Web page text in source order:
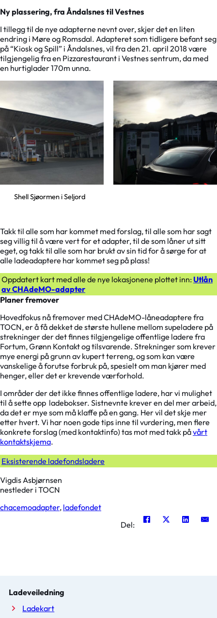
Ny plassering, fra Åndalsnes til Vestnes
I tillegg til de nye adapterne nevnt over, skjer det en liten
endring i Møre og Romsdal. Adapteret som tidligere befant seg
på “Kiosk og Spill” i Åndalsnes, vil fra den 21. april 2018 være
tilgjengelig fra en Pizzarestaurant i Vestnes sentrum, da med
en hurtiglader 170m unna.
Shell Sjøormen i Seljord
Takk til alle som har kommet med forslag, til alle som har sagt
seg villig til å være vert for et adapter, til de som låner ut sitt
eget, og takk til alle som har brukt av sin tid for å sørge for at
alle ladeadaptere har kommet seg på plass!
Oppdatert kart med alle de nye lokasjonene plottet inn: Utlån
av CHAdeMO-adapter
Planer fremover
Hovedfokus nå fremover med CHAdeMO-låneadaptere fra
TOCN, er å få dekket de største hullene mellom supeladere på
strekninger der det finnes tilgjengelige offentlige ladere fra
Fortum, Grønn Kontakt og tilsvarende. Strekninger som krever
mye energi på grunn av kupert terreng, og som kan være
vanskelige å forutse forbruk på, spesielt om man kjører med
henger, eller det er krevende værforhold.
I områder der det ikke finnes offentlige ladere, har vi mulighet
til å sette opp ladebokser. Sistnevnte krever en del mer arbeid,
da det er mye som må klaffe på en gang. Her vil det skje mer
etter hvert. Vi har noen gode tips inne til vurdering, men flere
konkrete forslag (med kontaktinfo) tas mot med takk påvårt
kontaktskjema.
Eksisterende ladefondsladere
Vigdis Asbjørnsen
nestleder i TOCN
chacemoadapter, ladefondet
Del:
Ladeveiledning
Ladekart